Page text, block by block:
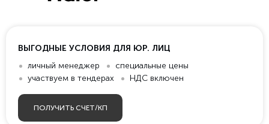
ВЫГОДНЫЕ УСЛОВИЯ ДЛЯ ЮР. ЛИЦ
личный менеджер
специальные цены
участвуем в тендерах
НДС включен
ПОЛУЧИТЬ СЧЕТ/КП